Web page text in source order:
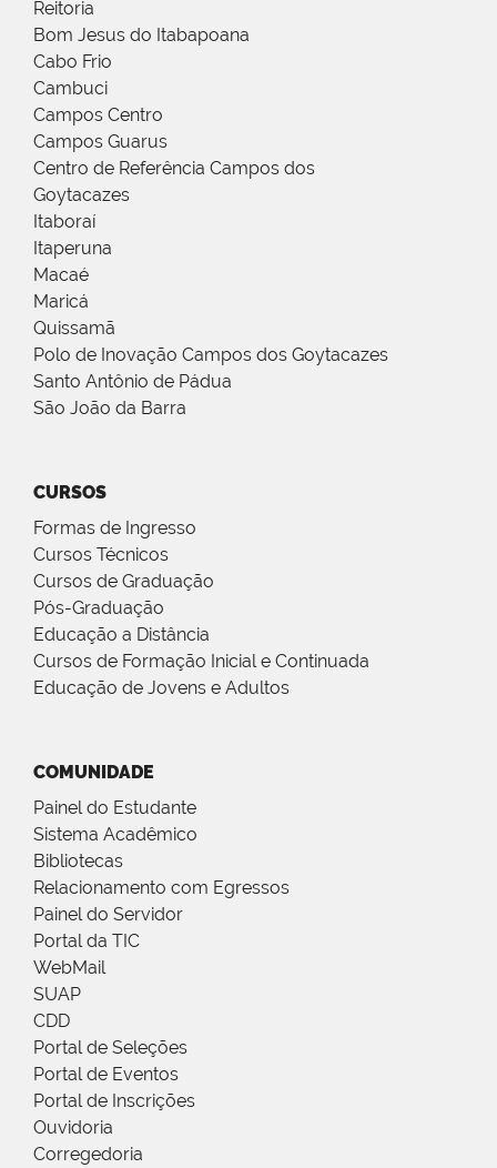
Reitoria
Bom Jesus do Itabapoana
Cabo Frio
Cambuci
Campos Centro
Campos Guarus
Centro de Referência Campos dos
Goytacazes
Itaboraí
Itaperuna
Macaé
Maricá
Quissamã
Polo de Inovação Campos dos Goytacazes
Santo Antônio de Pádua
São João da Barra
CURSOS
Formas de Ingresso
Cursos Técnicos
Cursos de Graduação
Pós-Graduação
Educação a Distância
Cursos de Formação Inicial e Continuada
Educação de Jovens e Adultos
COMUNIDADE
Painel do Estudante
Sistema Acadêmico
Bibliotecas
Relacionamento com Egressos
Painel do Servidor
Portal da TIC
WebMail
SUAP
CDD
Portal de Seleções
Portal de Eventos
Portal de Inscrições
Ouvidoria
Corregedoria